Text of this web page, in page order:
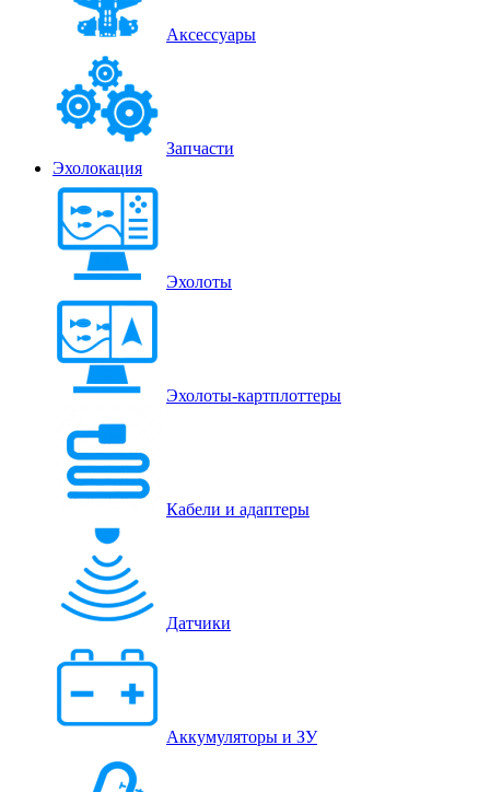
Аксессуары
Запчасти
Эхолокация
Эхолоты
Эхолоты-картплоттеры
Кабели и адаптеры
Датчики
Аккумуляторы и ЗУ